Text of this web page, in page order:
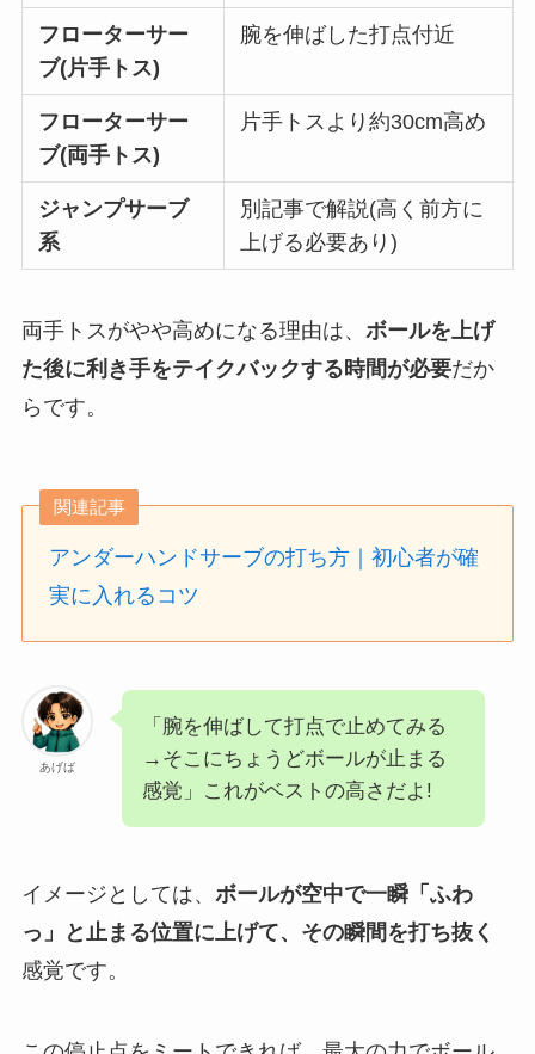
フローターサー
ブ(片手トス)
腕を伸ばした打点付近
フローターサー
ブ(両手トス)
片手トスより約30cm高め
ジャンプサーブ
系
別記事で解説(高く前方に
上げる必要あり)
両手トスがやや高めになる理由は、 ボールを上げ
た後に利き手をテイクバックする時間が必要だか
らです。
関連記事
アンダーハンドサーブの打ち方｜初心者が確
実に入れるコツ
あげば
「腕を伸ばして打点で止めてみる
→そこにちょうどボールが止まる
感覚」これがベストの高さだよ!
イメージとしては、 ボールが空中で一瞬「ふわ
っ」と止まる位置に上げて、その瞬間を打ち抜く
感覚です。